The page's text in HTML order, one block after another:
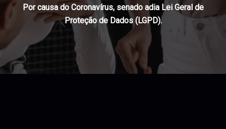
Por causa do Coronavírus, senado adia Lei Geral de
Proteção de Dados (LGPD).